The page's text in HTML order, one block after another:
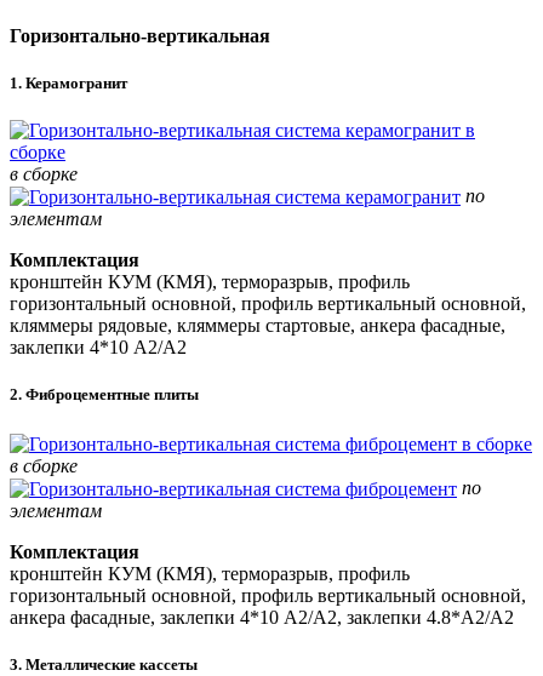
Горизонтально-вертикальная
1. Керамогранит
в сборке
по
элементам
Комплектация
кронштейн КУМ (КМЯ), терморазрыв, профиль
горизонтальный основной, профиль вертикальный основной,
кляммеры рядовые, кляммеры стартовые, анкера фасадные,
заклепки 4*10 А2/А2
2. Фиброцементные плиты
в сборке
по
элементам
Комплектация
кронштейн КУМ (КМЯ), терморазрыв, профиль
горизонтальный основной, профиль вертикальный основной,
анкера фасадные, заклепки 4*10 А2/А2, заклепки 4.8*А2/А2
3. Металлические кассеты